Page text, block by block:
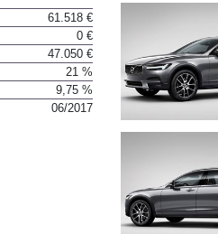
61.518 €
0 €
47.050 €
21 %
9,75 %
06/2017